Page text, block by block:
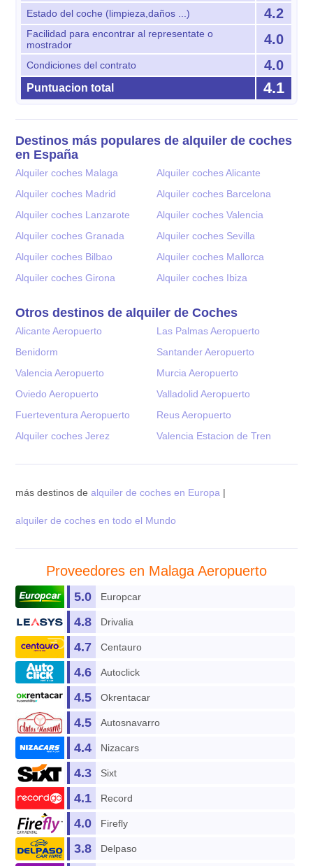
Estado del coche (limpieza,daños ...) 4.2
Facilidad para encontrar al representate o
mostrador
4.0
Condiciones del contrato 4.0
Puntuacion total 4.1
Destinos más populares de alquiler de coches
en España
Alquiler coches Malaga
Alquiler coches Alicante
Alquiler coches Madrid
Alquiler coches Barcelona
Alquiler coches Lanzarote
Alquiler coches Valencia
Alquiler coches Granada
Alquiler coches Sevilla
Alquiler coches Bilbao
Alquiler coches Mallorca
Alquiler coches Girona
Alquiler coches Ibiza
Otros destinos de alquiler de Coches
Alicante Aeropuerto
Las Palmas Aeropuerto
Benidorm
Santander Aeropuerto
Valencia Aeropuerto
Murcia Aeropuerto
Oviedo Aeropuerto
Valladolid Aeropuerto
Fuerteventura Aeropuerto
Reus Aeropuerto
Alquiler coches Jerez
Valencia Estacion de Tren
más destinos dealquiler de coches en Europa |
alquiler de coches en todo el Mundo
Proveedores en Malaga Aeropuerto
Europcar
5.0
Drivalia
4.8
Centauro
4.7
Autoclick
4.6
Okrentacar
4.5
Autosnavarro
4.5
Nizacars
4.4
Sixt
4.3
Record
4.1
Firefly
4.0
Delpaso
3.8